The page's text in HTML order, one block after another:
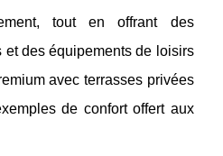
tout en offrant des
et des équipements de loisirs
avec terrasses privées
de confort offert aux